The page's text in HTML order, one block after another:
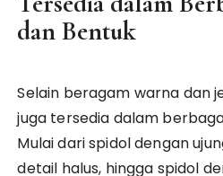
dan Bentuk
Selain beragam warna dan
juga tersedia dalam
Mulai dari spidol dengan
detail halus, hingga spidol